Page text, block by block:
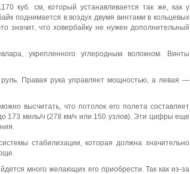
куб. см, который устанавливается так же, как у
поднимается в воздух двумя винтами в кольцевых
значит, что ховербайку не нужен дополнительный
укрепленного углеродным волокном. Винты
руль. Правая рука управляет мощностью, а левая —
высчитать, что потолок его полета составляет
173 миль/ч (278 км/ч или 150 узлов). Эти цифры еще
стабилизации, которая должна значительно
много желающих его приобрести. Так как из-за